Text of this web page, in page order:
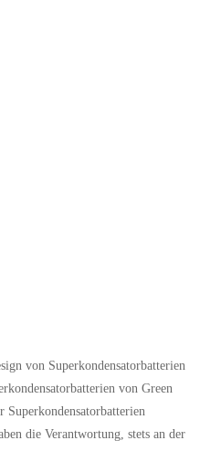
von Superkondensatorbatterien
von Green
die Verantwortung, stets an der